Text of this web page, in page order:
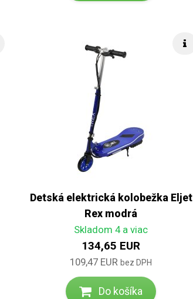
Detská elektrická kolobežka Eljet
Rex modrá
Skladom 4 a viac
134,65 EUR
109,47 EUR bez DPH
Do košíka